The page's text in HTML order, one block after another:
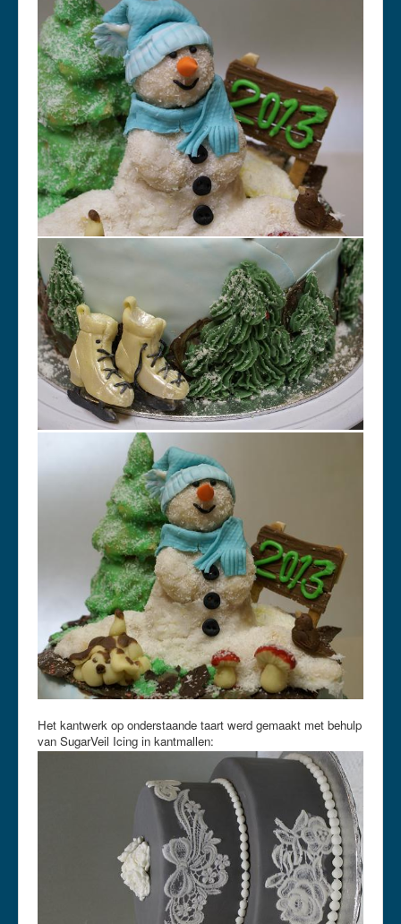
Het kantwerk op onderstaande taart werd gemaakt met behulp
van SugarVeil Icing in kantmallen: